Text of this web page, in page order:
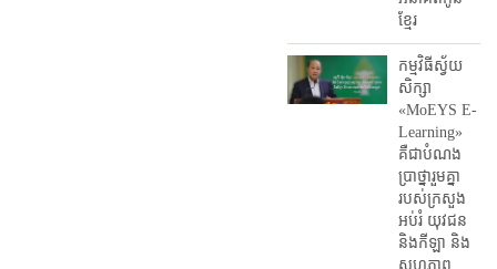
ខ្មែរ
កម្មវិធីស្វ័យ
សិក្សា
«MoEYS E-
Learning»
គឺជាបំណង
ប្រាថ្នារួមគ្នា
របស់ក្រសួង
អប់រំ​ យុវជន
និងកីឡា និង
សហភាព